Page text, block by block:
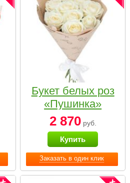
Заказать в один клик
Букет белых роз
«Пушинка»
2 870руб.
Купить